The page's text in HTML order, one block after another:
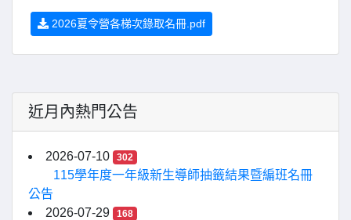
2026夏令營各梯次錄取名冊.pdf
近月內熱門公告
2026-07-10 302
115學年度一年級新生導師抽籤結果暨編班名冊
公告
2026-07-29
168